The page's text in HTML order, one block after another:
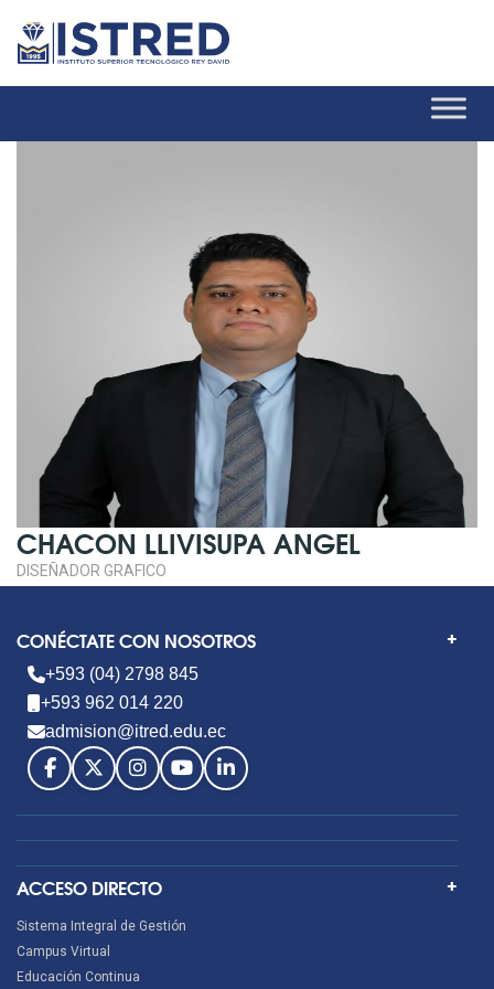
CHACON LLIVISUPA ANGEL
DISEÑADOR GRAFICO
CONÉCTATE CON NOSOTROS
+593 (04) 2798 845
+593 962 014 220
admision@itred.edu.ec
ACCESO DIRECTO
Sistema Integral de Gestión
Campus Virtual
Educación Continua